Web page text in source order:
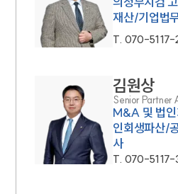
재산/기업법
T. 070-5117-
김원상
Senior Partner
M&A 및 법인
인회생파산/
사
T. 070-5117-